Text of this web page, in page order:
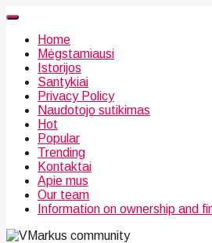
Home
Mėgstamiausi
Istorijos
Santykiai
Privacy Policy
Naudotojo sutikimas
Hot
Popular
Trending
Kontaktai
Apie mus
Our team
Information on ownership and
community